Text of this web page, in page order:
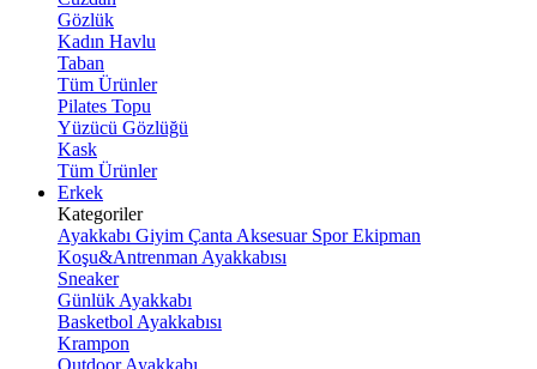
Gözlük
Kadın Havlu
Taban
Tüm Ürünler
Pilates Topu
Yüzücü Gözlüğü
Kask
Tüm Ürünler
Erkek
Kategoriler
Ayakkabı Giyim Çanta Aksesuar Spor Ekipman
Koşu&Antrenman Ayakkabısı
Sneaker
Günlük Ayakkabı
Basketbol Ayakkabısı
Krampon
Outdoor Ayakkabı